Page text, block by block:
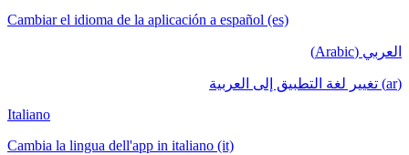
Cambiar el idioma de la aplicación a español (es)
العربي (Arabic)
(ar) تغيير لغة التطبيق إلى العربية
Italiano
Cambia la lingua dell'app in italiano (it)